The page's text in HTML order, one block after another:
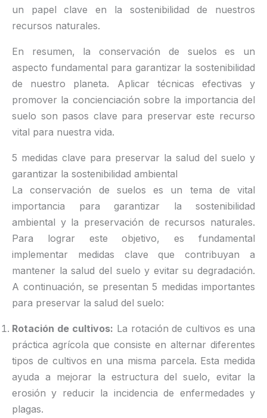
un papel clave en la sostenibilidad de nuestros
recursos naturales.
En resumen, la conservación de suelos es un
aspecto fundamental para garantizar la sostenibilidad
de nuestro planeta. Aplicar técnicas efectivas y
promover la concienciación sobre la importancia del
suelo son pasos clave para preservar este recurso
vital para nuestra vida.
5 medidas clave para preservar la salud del suelo y
garantizar la sostenibilidad ambiental
La conservación de suelos es un tema de vital
importancia para garantizar la sostenibilidad
ambiental y la preservación de recursos naturales.
Para lograr este objetivo, es fundamental
implementar medidas clave que contribuyan a
mantener la salud del suelo y evitar su degradación.
A continuación, se presentan 5 medidas importantes
para preservar la salud del suelo:
Rotación de cultivos: La rotación de cultivos es una
práctica agrícola que consiste en alternar diferentes
tipos de cultivos en una misma parcela. Esta medida
ayuda a mejorar la estructura del suelo, evitar la
erosión y reducir la incidencia de enfermedades y
plagas.